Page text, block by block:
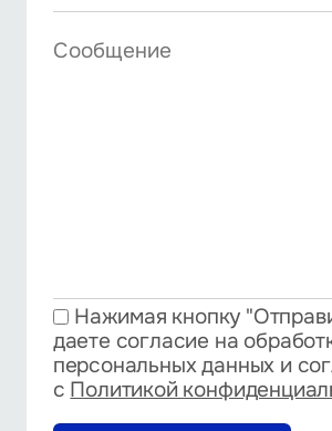
Нажимая кнопку
даете согласие на
персональных данных и
с Политикой